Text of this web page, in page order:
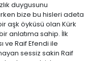
duygusunu
bize bu hisleri adeta
aşk öyküsü olan Kürk
anlatıma sahip. İlk
ve Raif Efendi ile
sessiz sakin Raif